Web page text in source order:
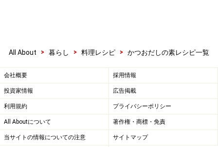
All About > 暮らし > 料理レシピ > かつおだしの素レシピ一覧
会社概要 採用情報
投資家情報 広告掲載
利用規約 プライバシーポリシー
All Aboutについて 著作権・商標・免責
当サイトの情報についての注意 サイトマップ